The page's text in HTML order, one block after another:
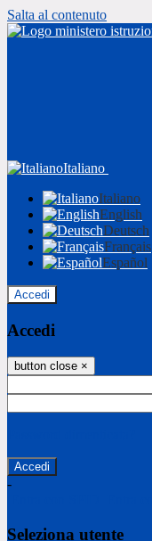
Salta al contenuto
Italiano
Italiano
English
Deutsch
Français
Español
Accedi
Accedi
button close ×
-
Seleziona utente